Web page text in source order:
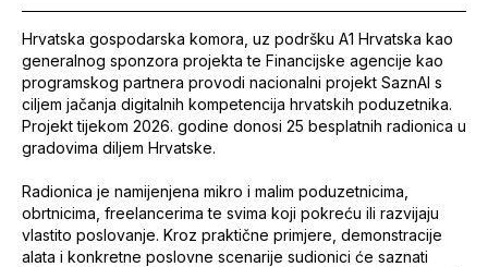
Hrvatska gospodarska komora, uz podršku A1 Hrvatska kao
generalnog sponzora projekta te Financijske agencije kao
programskog partnera provodi nacionalni projekt SaznAI s
ciljem jačanja digitalnih kompetencija hrvatskih poduzetnika.
Projekt tijekom 2026. godine donosi 25 besplatnih radionica u
gradovima diljem Hrvatske.
Radionica je namijenjena mikro i malim poduzetnicima,
obrtnicima, freelancerima te svima koji pokreću ili razvijaju
vlastito poslovanje. Kroz praktične primjere, demonstracije
alata i konkretne poslovne scenarije sudionici će saznati